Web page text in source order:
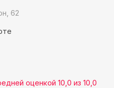
62
оценкой 10,0 из 10,0